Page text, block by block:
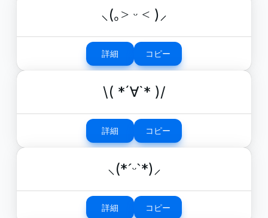
⸜(｡˃ ᵕ ˂ )⸝
詳細 コピー
\( *´∀`* )/
詳細 コピー
⸜(*ˊᵕˋ*)⸝
詳細 コピー